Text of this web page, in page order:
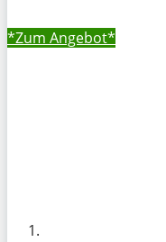
*Zum Angebot*